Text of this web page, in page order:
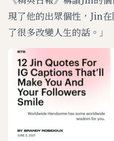
現了他的出眾個性，Jin
了很多改變人生的話。」